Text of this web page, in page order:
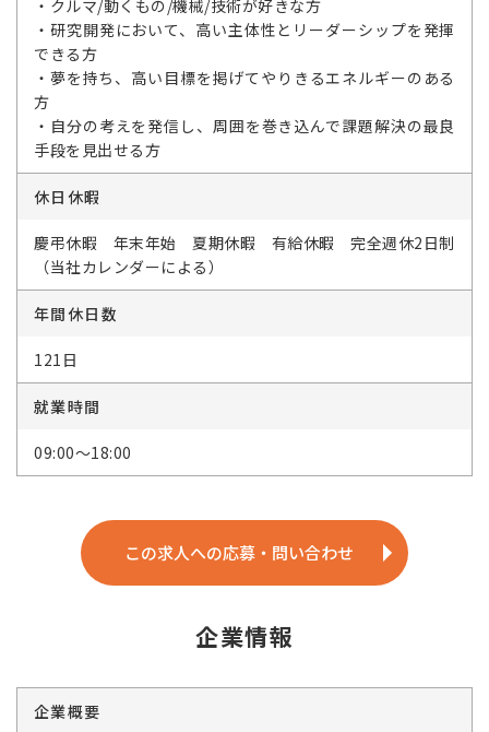
・クルマ/動くもの/機械/技術が好きな方
・研究開発において、高い主体性とリーダーシップを発揮
できる方
・夢を持ち、高い目標を掲げてやりきるエネルギーのある
方
・自分の考えを発信し、周囲を巻き込んで課題解決の最良
手段を見出せる方
休日休暇
慶弔休暇 年末年始 夏期休暇 有給休暇 完全週休2日制
（当社カレンダーによる）
年間休日数
121日
就業時間
09:00～18:00
この求人への応募・問い合わせ
企業情報
企業概要